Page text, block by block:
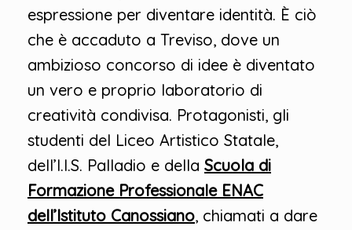
espressione per diventare identità. È ciò
che è accaduto a Treviso, dove un
ambizioso concorso di idee è diventato
un vero e proprio laboratorio di
creatività condivisa. Protagonisti, gli
studenti del Liceo Artistico Statale,
dell’I.I.S. Palladio e della Scuola di
Formazione Professionale ENAC
dell’Istituto Canossiano, chiamati a dare